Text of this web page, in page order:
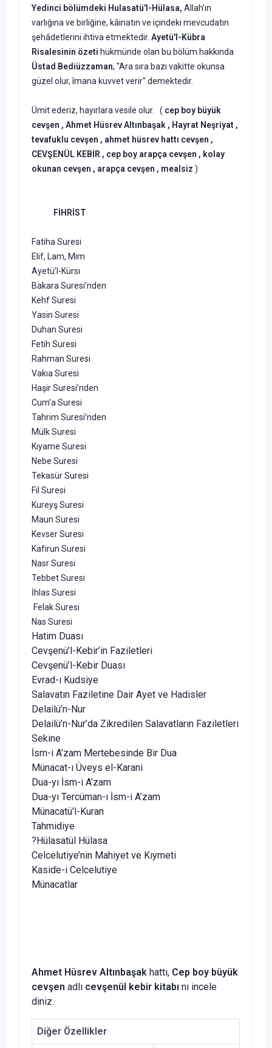
Yedinci bölümdeki Hulasatü'l-Hü lasa, Allah'ın
varlığına ve birliğine, kâinatın ve içindeki mevcudatın
şehâdetlerini ihtiva etmektedir. Ayetü'l-Kübra
Risalesinin özeti hükmünde olan bu bölüm hakkında
Üstad Bedi­üzzaman, "Ara sıra bazı vakitte okunsa
güzel olur, îmana kuvvet verir" de­mektedir.
Ümit ederiz, hayırlara vesile olur. ( cep boy büyük
cevşen , Ahmet Hüsrev Altınbaşak , Hayrat Neşriyat ,
tevafuklu cevşen , ahmet hüsrev hattı cevşen ,
CEVŞENÜL KEBİR , cep boy arapça cevşen , kolay
okunan cevşen , arapça cevşen , mealsiz )
FİHRİST
Fatiha Suresi
Elif, Lam, Mim
Ayetü’l-Kürsı
Bakara Suresi’nden
Kehf Suresi
Yasin Suresi
Duhan Suresi
Fetih Suresi
Rahman Suresi
Vakıa Suresi
Haşir Suresi’nden
Cum’a Suresi
Tahrim Suresi’nden
Mülk Suresi
Kıyame Suresi
Nebe Suresi
Tekasür Suresi
Fil Suresi
Kureyş Suresi
Maun Suresi
Kevser Suresi
Kafirun Suresi
Nasr Suresi
Tebbet Suresi
İhlas Suresi
Felak Suresi
Nas Suresi
Hatim Duası
Cevşenü’l-Kebir’in Faziletleri
Cevşenü’l-Kebir Duası
Evrad-ı Kudsiye
Salavatın Faziletine Dair Ayet ve Hadisler
Delailü’n-Nur
Delailü’n-Nur’da Zikredilen Salavatların Faziletleri
Sekine
İsm-i A’zam Mertebesinde Bir Dua
Münacat-ı Üveys el-Karani
Dua-yı İsm-i A’zam
Dua-yı Tercüman-ı İsm-i A’zam
Münacatü’l-Kuran
Tahmidiye
?Hülasatül Hülasa
Celcelutiye’nin Mahiyet ve Kıymeti
Kaside-i Celcelutiye
Münacatlar
Ahmet Hüsrev Altınbaşak hattı, Cep boy büyük
cevşen adlı cevşenül kebir kitabı nı incele
diniz.
Diğer Özellikler